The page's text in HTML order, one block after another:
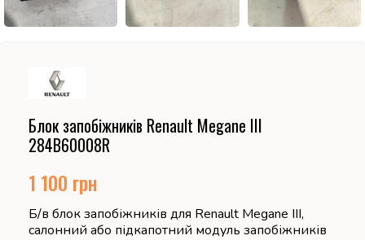
Блок запобіжників Renault Megane III
284B60008R
1 100 грн
Б/в блок запобіжників для Renault Megane III,
салонний або підкапотний модуль запобіжників